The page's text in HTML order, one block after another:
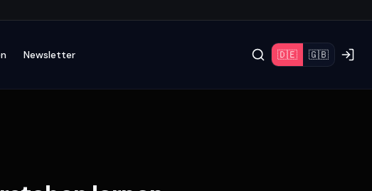
Newsletter 🇩🇪 🇬🇧